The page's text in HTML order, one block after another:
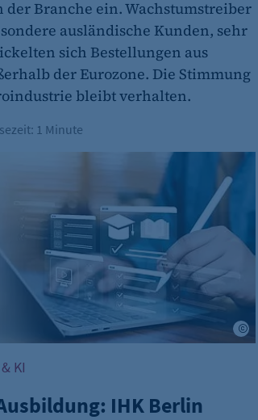
speichert die ausgewählten
der Branche ein. Wachstumstreiber
ausländische Kunden, sehr
sich Bestellungen aus
der Eurozone. Die Stimmung
bleibt verhalten.
1 Minute
IHK Berlin informiert zum
KI
IHK Berlin